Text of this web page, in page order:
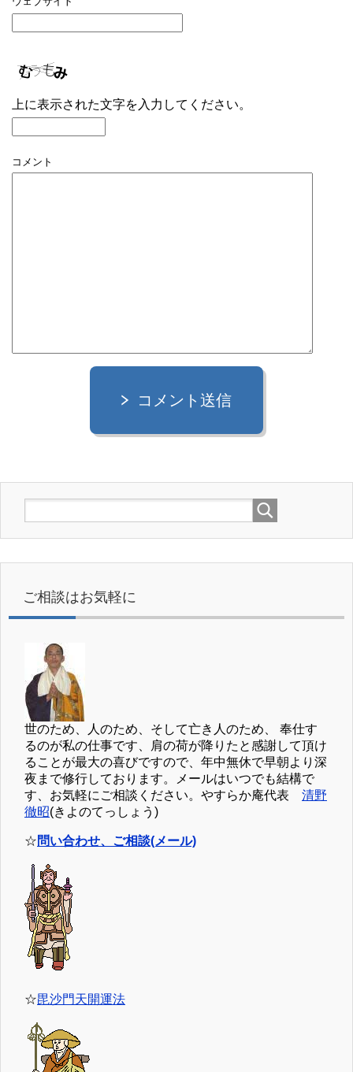
上に表示された文字を入力してください。
コメント
コメント送信
ご相談はお気軽に
世のため、人のため、そして亡き人のため、 奉仕す
るのが私の仕事です、肩の荷が降りたと感謝して頂け
ることが最大の喜びですので、年中無休で早朝より深
夜まで修行しております。メールはいつでも結構で
す、お気軽にご相談ください。やすらか庵代表 清野
徹昭(きよのてっしょう)
☆問い合わせ、ご相談(メール)
☆毘沙門天開運法